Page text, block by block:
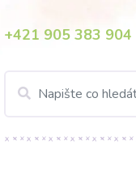
+421 905 383 904